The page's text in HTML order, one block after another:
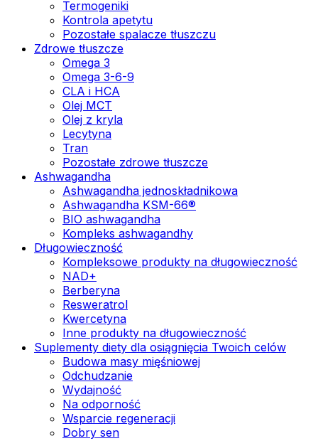
Termogeniki
Kontrola apetytu
Pozostałe spalacze tłuszczu
Zdrowe tłuszcze
Omega 3
Omega 3-6-9
CLA i HCA
Olej MCT
Olej z kryla
Lecytyna
Tran
Pozostałe zdrowe tłuszcze
Ashwagandha
Ashwagandha jednoskładnikowa
Ashwagandha KSM-66®
BIO ashwagandha
Kompleks ashwagandhy
Długowieczność
Kompleksowe produkty na długowieczność
NAD+
Berberyna
Resweratrol
Kwercetyna
Inne produkty na długowieczność
Suplementy diety dla osiągnięcia Twoich celów
Budowa masy mięśniowej
Odchudzanie
Wydajność
Na odporność
Wsparcie regeneracji
Dobry sen